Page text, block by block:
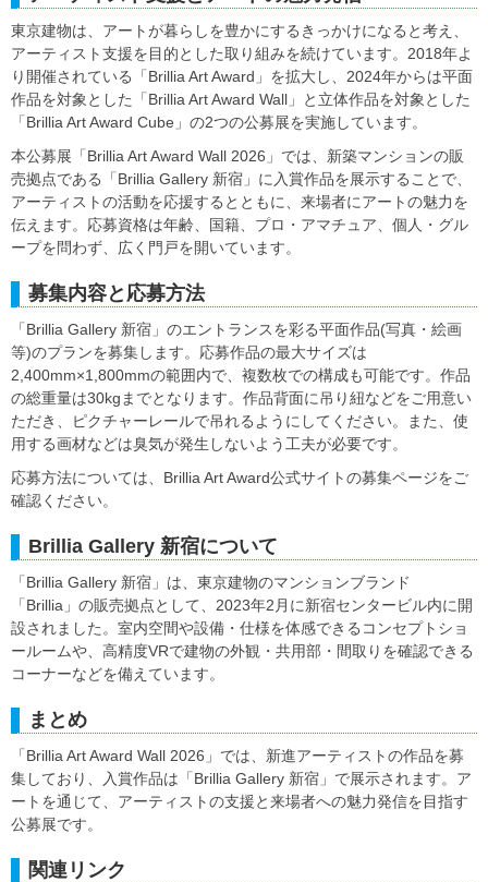
東京建物は、アートが暮らしを豊かにするきっかけになると考え、
アーティスト支援を目的とした取り組みを続けています。2018年よ
り開催されている「Brillia Art Award」を拡大し、2024年からは平面
作品を対象とした「Brillia Art Award Wall」と立体作品を対象とした
「Brillia Art Award Cube」の2つの公募展を実施しています。
本公募展「Brillia Art Award Wall 2026」では、新築マンションの販
売拠点である「Brillia Gallery 新宿」に入賞作品を展示することで、
アーティストの活動を応援するとともに、来場者にアートの魅力を
伝えます。応募資格は年齢、国籍、プロ・アマチュア、個人・グル
ープを問わず、広く門戸を開いています。
募集内容と応募方法
「Brillia Gallery 新宿」のエントランスを彩る平面作品(写真・絵画
等)のプランを募集します。応募作品の最大サイズは
2,400mm×1,800mmの範囲内で、複数枚での構成も可能です。作品
の総重量は30kgまでとなります。作品背面に吊り紐などをご用意い
ただき、ピクチャーレールで吊れるようにしてください。また、使
用する画材などは臭気が発生しないよう工夫が必要です。
応募方法については、Brillia Art Award公式サイトの募集ページをご
確認ください。
Brillia Gallery 新宿について
「Brillia Gallery 新宿」は、東京建物のマンションブランド
「Brillia」の販売拠点として、2023年2月に新宿センタービル内に開
設されました。室内空間や設備・仕様を体感できるコンセプトショ
ールームや、高精度VRで建物の外観・共用部・間取りを確認できる
コーナーなどを備えています。
まとめ
「Brillia Art Award Wall 2026」では、新進アーティストの作品を募
集しており、入賞作品は「Brillia Gallery 新宿」で展示されます。ア
ートを通じて、アーティストの支援と来場者への魅力発信を目指す
公募展です。
関連リンク